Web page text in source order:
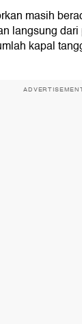
masih
langsung
kapal